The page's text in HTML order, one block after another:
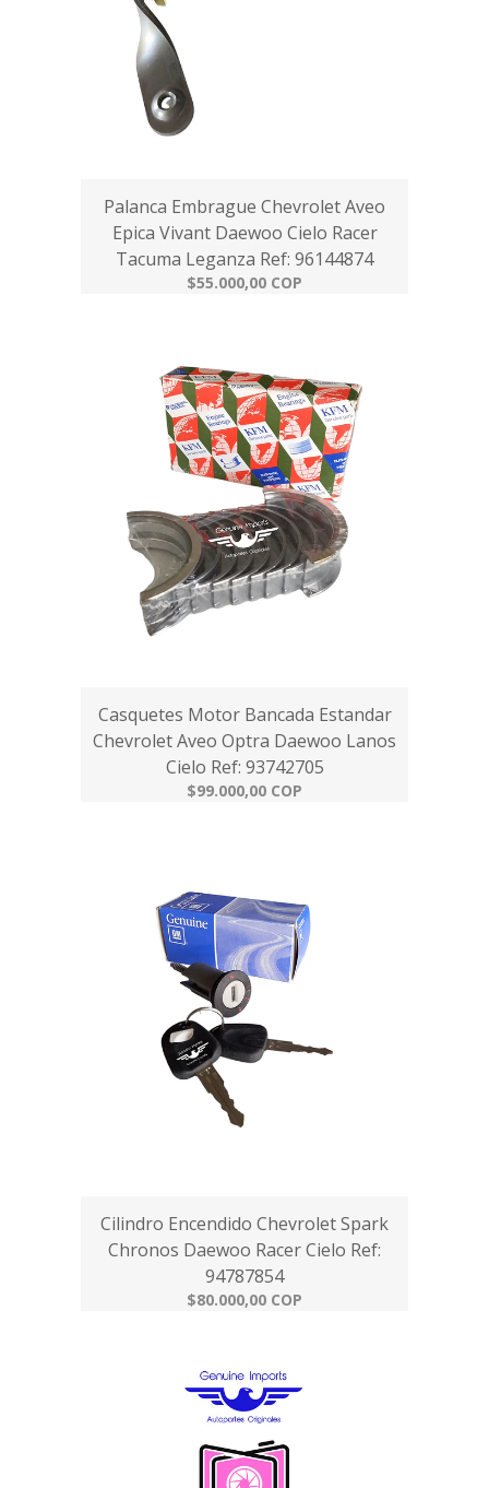
Palanca Embrague Chevrolet Aveo
Epica Vivant Daewoo Cielo Racer
Tacuma Leganza Ref: 96144874
$55.000,00 COP
Casquetes Motor Bancada Estandar
Chevrolet Aveo Optra Daewoo Lanos
Cielo Ref: 93742705
$99.000,00 COP
Cilindro Encendido Chevrolet Spark
Chronos Daewoo Racer Cielo Ref:
94787854
$80.000,00 COP